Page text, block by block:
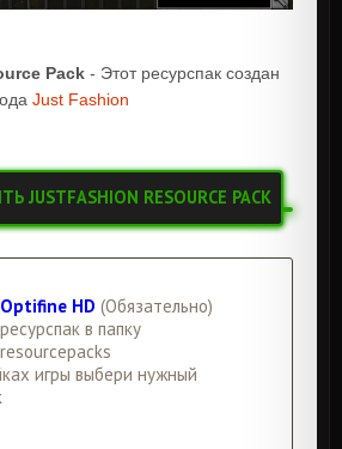
Pack - Этот ресурспак создан
Just Fashion
JUSTFASHION RESOURCE PACK
Optifine HD (Обязательно)
в папку
игры выбери нужный